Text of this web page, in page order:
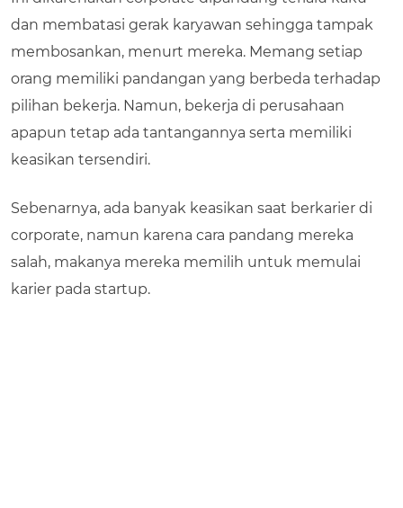
dan membatasi gerak karyawan sehingga tampak
membosankan, menurt mereka. Memang setiap
orang memiliki pandangan yang berbeda terhadap
pilihan bekerja. Namun, bekerja di perusahaan
apapun tetap ada tantangannya serta memiliki
keasikan tersendiri.
Sebenarnya, ada banyak keasikan saat berkarier di
corporate, namun karena cara pandang mereka
salah, makanya mereka memilih untuk memulai
karier pada startup.